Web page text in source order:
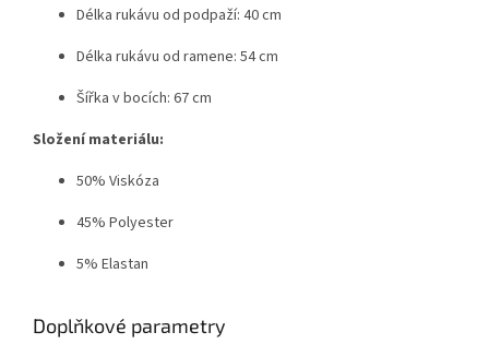
Délka rukávu od podpaží: 40 cm
Délka rukávu od ramene: 54 cm
Šířka v bocích: 67 cm
Složení materiálu:
50% Viskóza
45% Polyester
5% Elastan
Doplňkové parametry